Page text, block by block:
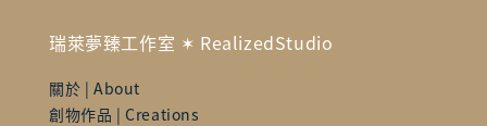
瑞萊夢臻工作室 ✶ RealizedStudio
關於 | About
創物作品 | Creations